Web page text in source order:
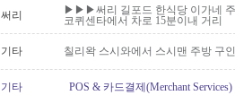
써리
▶▶▶써리 길포드 한식당 이가네
코퀴센타에서 차로 15분이내 거리
기타 칠리왁 스시와에서 스시맨 주방 구
기타 POS & 카드결제(Merchant